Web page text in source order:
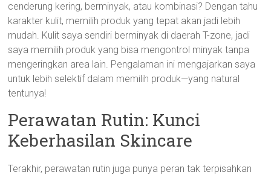
cenderung kering, berminyak, atau kombinasi? Dengan tahu
karakter kulit, memilih produk yang tepat akan jadi lebih
mudah. Kulit saya sendiri berminyak di daerah T-zone, jadi
saya memilih produk yang bisa mengontrol minyak tanpa
mengeringkan area lain. Pengalaman ini mengajarkan saya
untuk lebih selektif dalam memilih produk—yang natural
tentunya!
Perawatan Rutin: Kunci
Keberhasilan Skincare
Terakhir, perawatan rutin juga punya peran tak terpisahkan